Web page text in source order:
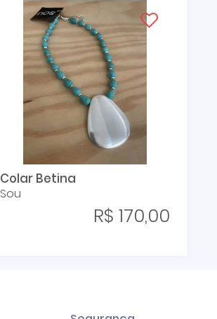
Colar Betina
Sou
R$ 170,00